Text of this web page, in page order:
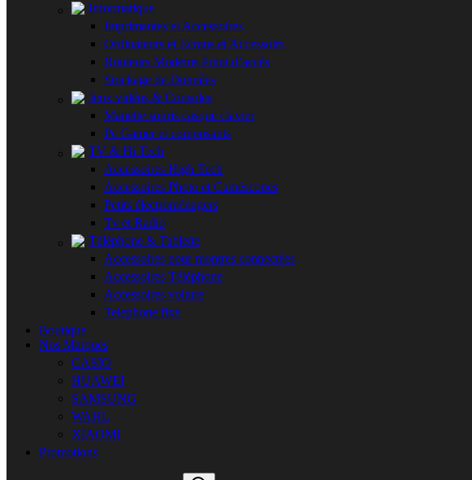
Informatique
Imprimantes et Accessoires
Ordinateurs et Ecrans et Accessoirs
Routeurs Modems Point d’accès
Stockage de Données
Jeux vidéos & Consoles
Manette souris casque clavier
Pc Gamer et composants
TV & Hi Tech
Accessoires High Tech
Accessoires Photo et Caméscopes
Petits électroménagers
Tv et Radio
Téléphone & Tablette
Accessoires pour montres connectées
Accessoires Téléphone
Accessoires voiture
Telephone fixe
Boutique
Nos Marques
CASIO
HUAWEI
SAMSUNG
WAHL
XIAOMI
Promotions